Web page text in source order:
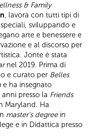
& Family
, lavora con tutti tipi di
sviluppando e
arte e benessere e
e al discorso per
Jonte è stata
nel 2019. Prima di
e curato per Belles
e ha insegnato
presso la Friends
Maryland. Ha
master’s degreein
e in Didattica presso